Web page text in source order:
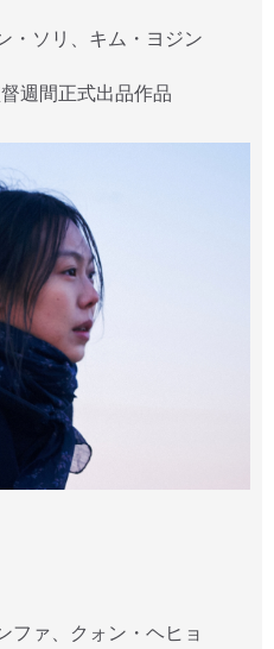
・ソリ、キム・ヨジン
週間正式出品作品
ファ、クォン・ヘヒョ